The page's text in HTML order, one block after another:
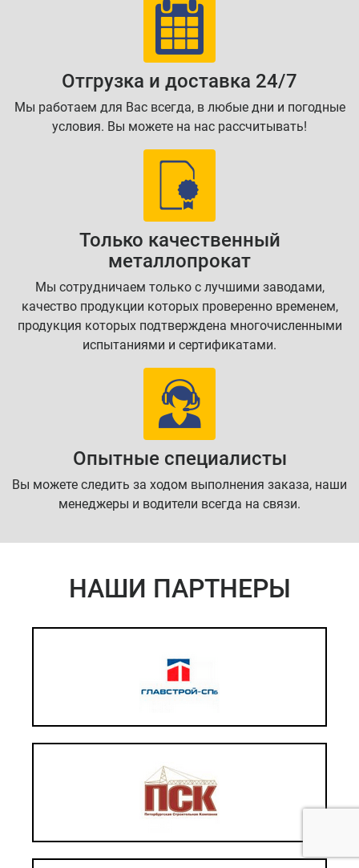
Отгрузка и доставка 24/7
Мы работаем для Вас всегда, в любые дни и погодные
условия. Вы можете на нас рассчитывать!
Только качественный
металлопрокат
Мы сотрудничаем только с лучшими заводами,
качество продукции которых проверенно временем,
продукция которых подтверждена многочисленными
испытаниями и сертификатами.
Опытные специалисты
Вы можете следить за ходом выполнения заказа, наши
менеджеры и водители всегда на связи.
НАШИ ПАРТНЕРЫ